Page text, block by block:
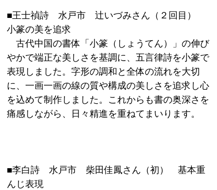
■王士禎詩 水戸市 辻いづみさん（２回目）
小篆の美を追求
古代中国の書体「小篆（しょうてん）」の伸び
やかで端正な美しさを基調に、五言律詩を小篆で
表現しました。字形の調和と全体の流れを大切
に、一画一画の線の質や構成の美しさを追求し心
を込めて制作しました。これからも書の奥深さを
痛感しながら、日々精進を重ねてまいります。
■李白詩 水戸市 柴田佳鳳さん（初） 基本重
んじ表現